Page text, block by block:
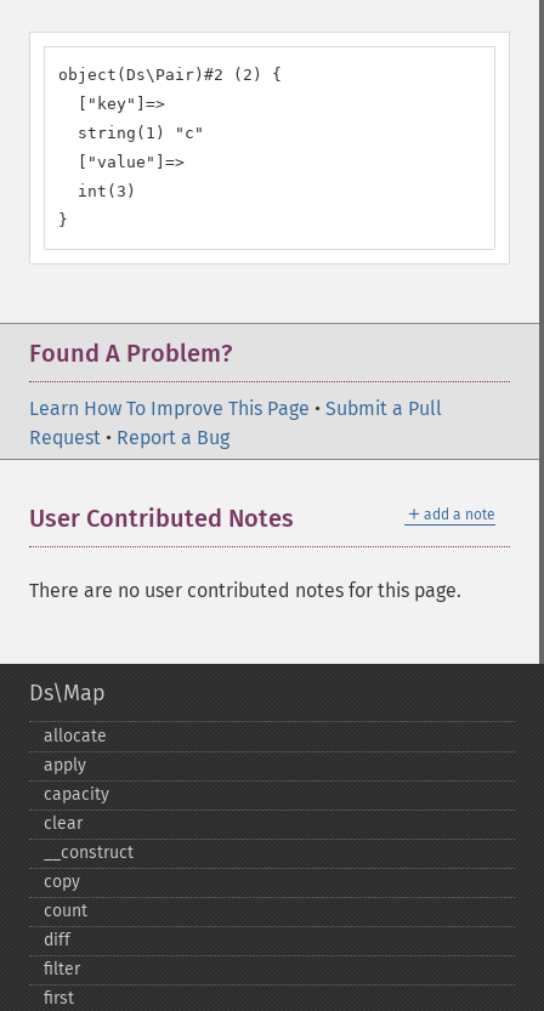
object(Ds\Pair)#2 (2) {
  ["key"]=>
  string(1) "c"
  ["value"]=>
  int(3)
}
Found A Problem?
Learn How To Improve This Page • Submit a Pull
Request • Report a Bug
＋ add a note
User Contributed Notes
There are no user contributed notes for this page.
Ds\Map
allocate
apply
capacity
clear
_​_​construct
copy
count
diff
filter
first